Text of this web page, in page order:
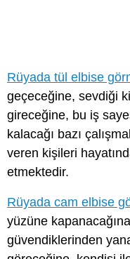
Rüyada tül elbise
geçeceğine, sevdiği
gireceğine, bu iş
kalacağı bazı
veren kişileri
etmektedir.
Rüyada cam elbise
yüzüne
güvendiklerinden